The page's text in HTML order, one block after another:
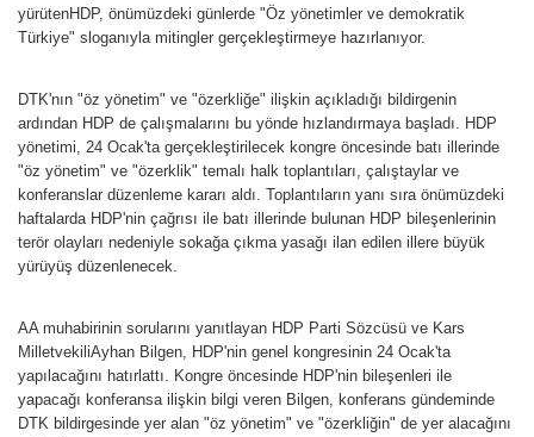
yürütenHDP, önümüzdeki günlerde "Öz yönetimler ve demokratik
Türkiye" sloganıyla mitingler gerçekleştirmeye hazırlanıyor.
DTK'nın "öz yönetim" ve "özerkliğe" ilişkin açıkladığı bildirgenin
ardından HDP de çalışmalarını bu yönde hızlandırmaya başladı. HDP
yönetimi, 24 Ocak'ta gerçekleştirilecek kongre öncesinde batı illerinde
"öz yönetim" ve "özerklik" temalı halk toplantıları, çalıştaylar ve
konferanslar düzenleme kararı aldı. Toplantıların yanı sıra önümüzdeki
haftalarda HDP'nin çağrısı ile batı illerinde bulunan HDP bileşenlerinin
terör olayları nedeniyle sokağa çıkma yasağı ilan edilen illere büyük
yürüyüş düzenlenecek.
AA muhabirinin sorularını yanıtlayan HDP Parti Sözcüsü ve Kars
MilletvekiliAyhan Bilgen, HDP'nin genel kongresinin 24 Ocak'ta
yapılacağını hatırlattı. Kongre öncesinde HDP'nin bileşenleri ile
yapacağı konferansa ilişkin bilgi veren Bilgen, konferans gündeminde
DTK bildirgesinde yer alan "öz yönetim" ve "özerkliğin" de yer alacağını